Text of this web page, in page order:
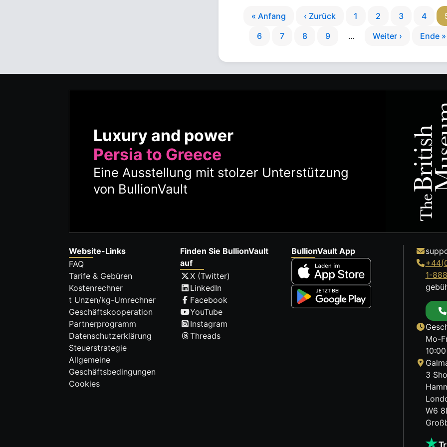
« Anfang ‹ Zurück 1 2 3 4
6
7 8 9 … Weiter › Ende »
Luxury and power
Persia to Greece
Eine Ausstellung mit stolzer Unterstützung
von BullionVault
Website-Links
FAQ
Tarife & Gebüren
Kostenrechner
t Unzen/kg-Umrechner
Geschäftskooperation
Partnerprogramm
Datenschutzerklärung
Steuerstrategie
Allgemeine
Geschäftsbedingungen
Cookies
Finden Sie BullionVault
auf
X (Twitter)
LinkedIn
Facebook
YouTube
Instagram
Threads
BullionVault App
1-
Mo-
3
W6